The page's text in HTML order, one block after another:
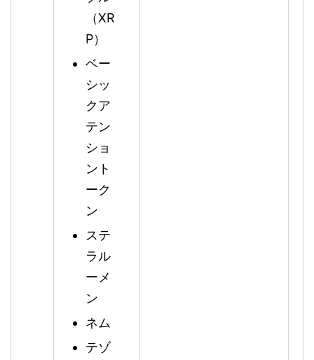
（XR
P）
ベー
シッ
クア
テン
ショ
ント
ーク
ン
ステ
ラル
ーメ
ン
ネム
テゾ